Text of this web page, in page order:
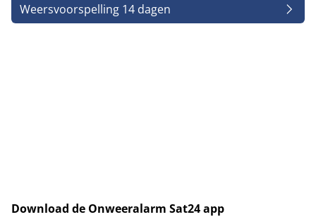
Weersvoorspelling 14 dagen
Download de Onweeralarm Sat24 app